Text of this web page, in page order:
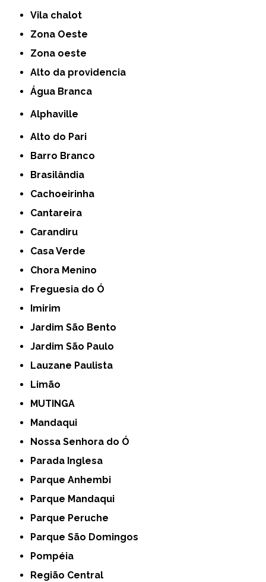
Vila chalot
Zona Oeste
Zona oeste
alto da providencia
Água Branca
Alphaville
Alto do Pari
Barro Branco
Brasilândia
Cachoeirinha
Cantareira
Carandiru
Casa Verde
Chora Menino
Freguesia do Ó
Imirim
Jardim São Bento
Jardim São Paulo
Lauzane Paulista
Limão
MUTINGA
Mandaqui
Nossa Senhora do Ó
Parada Inglesa
Parque Anhembi
Parque Mandaqui
Parque Peruche
Parque São Domingos
Pompéia
Região Central